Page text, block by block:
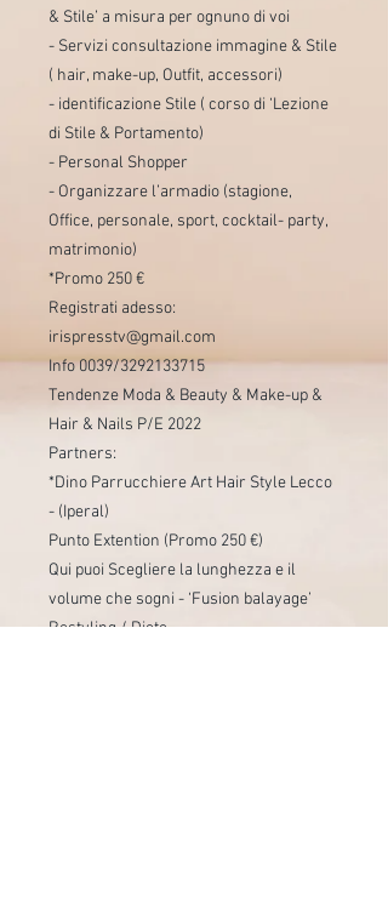
& Stile’ a misura per ognuno di voi
- Servizi consultazione immagine & Stile
( hair, make-up, Outfit, accessori)
- identificazione Stile ( corso di ‘Lezione
di Stile & Portamento)
- Personal Shopper
- Organizzare l’armadio (stagione,
Office, personale, sport, cocktail- party,
matrimonio)
*Promo 250 €
Registrati adesso:
irispresstv@gmail.com
Info 0039/3292133715
Tendenze Moda & Beauty & Make-up &
Hair & Nails P/E 2022
Partners:
*Dino Parrucchiere Art Hair Style Lecco
- (Iperal)
Punto Extention (Promo 250 €)
Qui puoi Scegliere la lunghezza e il
volume che sogni - ‘Fusion balayage’
Restyling / Diete